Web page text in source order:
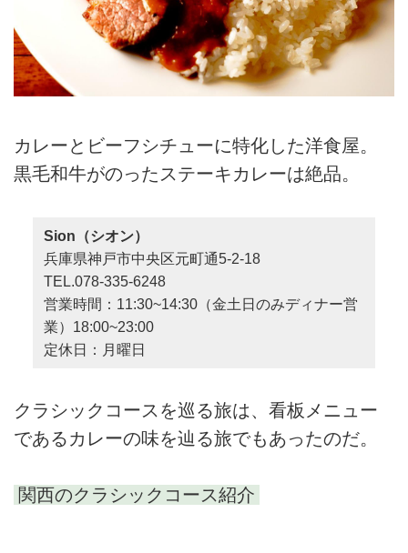
カレーとビーフシチューに特化した洋食屋。
黒毛和牛がのったステーキカレーは絶品。
Sion（シオン）
兵庫県神戸市中央区元町通5-2-18
TEL.078-335-6248
営業時間：11:30~14:30（金土日のみディナー営
業）18:00~23:00
定休日：月曜日
クラシックコースを巡る旅は、看板メニュー
であるカレーの味を辿る旅でもあったのだ。
関西のクラシックコース紹介